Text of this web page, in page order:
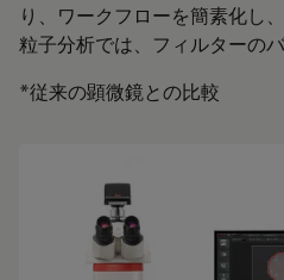
り、ワークフローを簡素化し
粒子分析では、フィルターの
*従来の顕微鏡との比較